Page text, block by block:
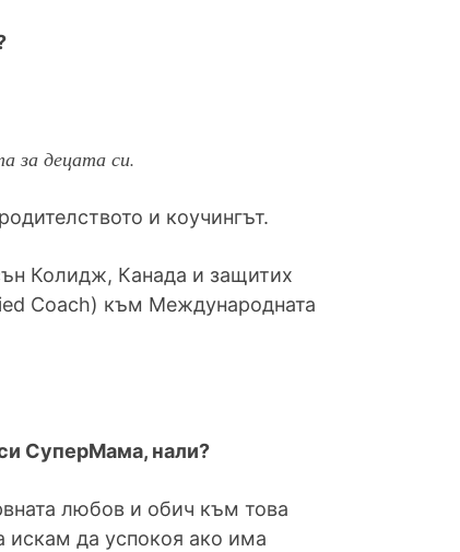
за децата си.
и коучингът.
Колидж, Канада и защитих
Coach) към Международната
СуперМама, нали?
любов и обич към това
искам да успокоя ако има